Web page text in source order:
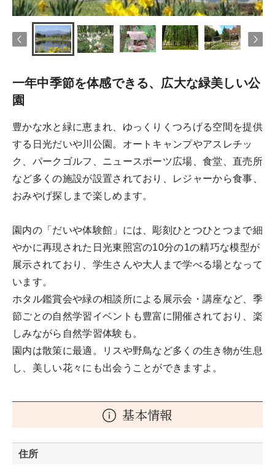
一年中季節を体感できる、広大な緑美しい公
園
豊かな水と緑に恵まれ、ゆっくりくつろげる空間を提供
する日光だいや川公園。オートキャンプやアスレチッ
ク、パークゴルフ、ニュースポーツ広場、食堂、直売所
など多くの施設が設置されており、レジャーから食事、
おみやげ探しまで楽しめます。
園内の「だいや体験館」には、彫刻ひとつひとつまで細
やかに再現された日光東照宮の10分の1の精巧な模型が
展示されており、学生さんや大人まで学べる場となって
います。
ホタル鑑賞会や緑の相談所による展示会・講座など、季
節ごとの自然学習イベントも豊富に開催されており、楽
しみながら自然学習体験も。
園内は散策に最適。リスや野鳥など多くの生き物が生息
し、美しい花々にも出会うことができますよ。
基本情報
住所